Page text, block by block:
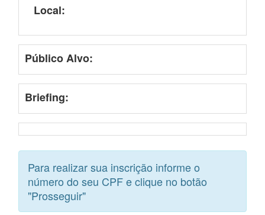
Local:
Público Alvo:
Briefing:
Para realizar sua inscrição informe o
número do seu CPF e clique no botão
"Prosseguir"